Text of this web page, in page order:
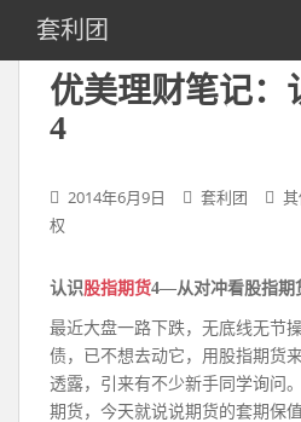
i
套利团
优美理财笔记：
4
2014年6月9日 套利团
权
认识股指期货4—从对冲看股指期
最近大盘一路下跌，无底线无节
债，已不想去动它，用股指期货
透露，引来有不少新手同学询问
期货，今天就说说期货的套期保值